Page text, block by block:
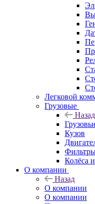
Легковой
Грузовые
Назад
Кузов
Колёса
О компании
Назад
О компании
О компании